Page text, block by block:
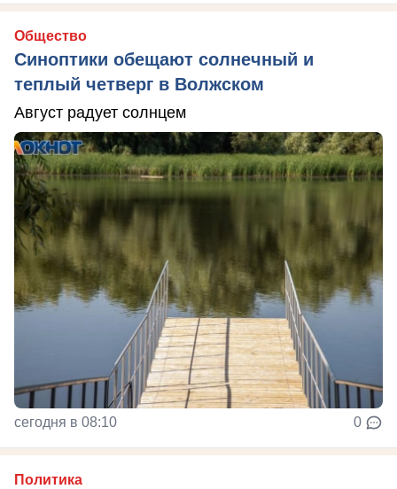
Общество
Синоптики обещают солнечный и
теплый четверг в Волжском
Август радует солнцем
сегодня в 08:10 0
Политика